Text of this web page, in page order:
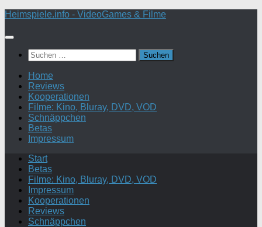
Zum
springen
Heimspiele.info - VideoGames & Filme
Suchen
nach:
Home
Reviews
Kooperationen
Filme: Kino, Bluray, DVD, VOD
Schnäppchen
Betas
Impressum
Start
Betas
Filme: Kino, Bluray, DVD, VOD
Impressum
Kooperationen
Reviews
Schnäppchen